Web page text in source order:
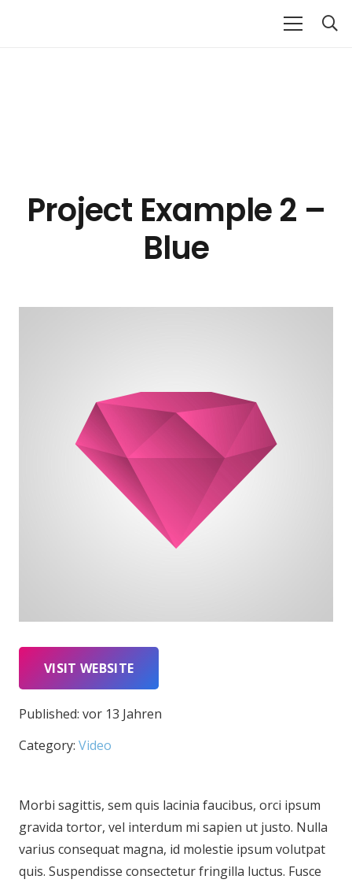
Project Example 2 –
Blue
VISIT WEBSITE
Published: vor 13 Jahren
Category: Video
Morbi sagittis, sem quis lacinia faucibus, orci ipsum
gravida tortor, vel interdum mi sapien ut justo. Nulla
varius consequat magna, id molestie ipsum volutpat
quis. Suspendisse consectetur fringilla luctus. Fusce